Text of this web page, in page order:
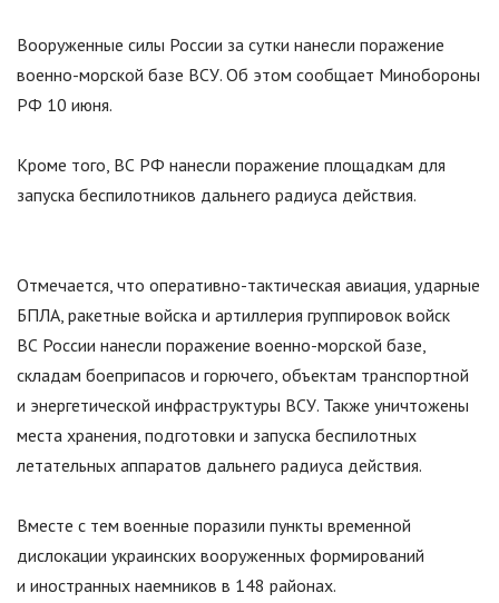
Вооруженные силы России за сутки нанесли поражение
военно-морской базе ВСУ. Об этом сообщает Минобороны
РФ 10 июня.
Кроме того, ВС РФ нанесли поражение площадкам для
запуска беспилотников дальнего радиуса действия.
Отмечается, что оперативно-тактическая авиация, ударные
БПЛА, ракетные войска и артиллерия группировок войск
ВС России нанесли поражение военно-морской базе,
складам боеприпасов и горючего, объектам транспортной
и энергетической инфраструктуры ВСУ. Также уничтожены
места хранения, подготовки и запуска беспилотных
летательных аппаратов дальнего радиуса действия.
Вместе с тем военные поразили пункты временной
дислокации украинских вооруженных формирований
и иностранных наемников в 148 районах.